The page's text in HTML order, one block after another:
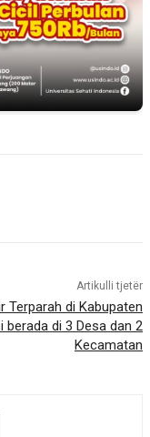
Artikulli tjetër
Terparah di Kabupaten
berada di 3 Desa dan 2
Kecamatan